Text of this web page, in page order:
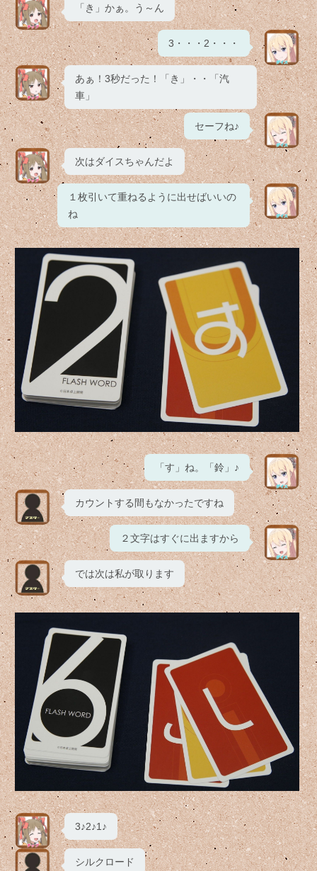
「き」かぁ。う～ん
3・・・2・・・
あぁ！3秒だった！「き」・・「汽
車」
セーフね♪
次はダイスちゃんだよ
１枚引いて重ねるように出せばいいの
ね
「す」ね。「鈴」♪
カウントする間もなかったですね
２文字はすぐに出ますから
では次は私が取ります
3♪2♪1♪
シルクロード